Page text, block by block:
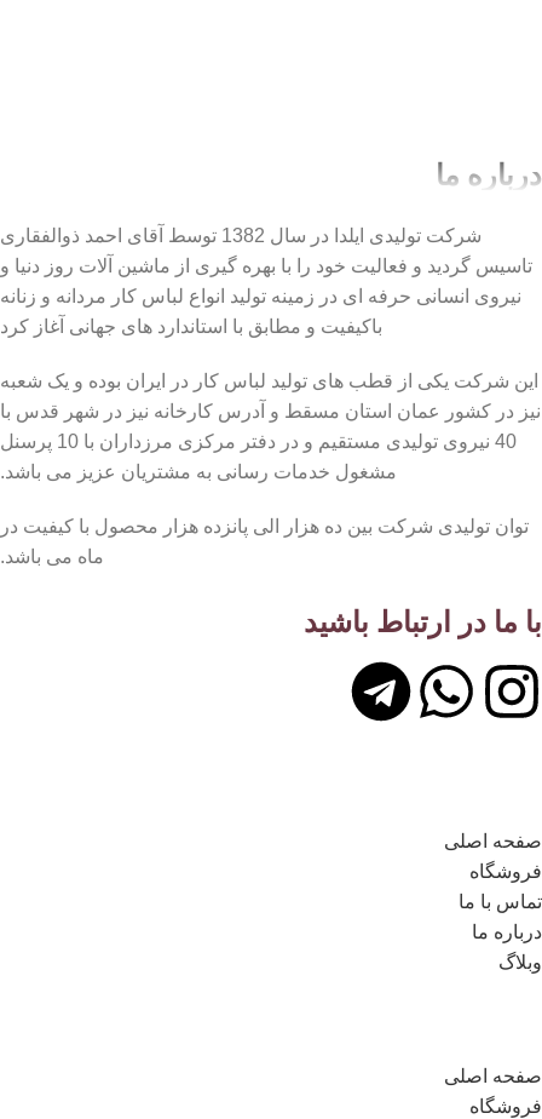
درباره ما
شرکت تولیدی ایلدا در سال 1382 توسط آقای احمد ذوالفقاری
تاسیس گردید و فعالیت خود را با بهره گیری از ماشین آلات روز دنیا و
نیروی انسانی حرفه ای در زمینه تولید انواع لباس کار مردانه و زنانه
باکیفیت و مطابق با استاندارد های جهانی آغاز کرد
این شرکت یکی از قطب های تولید لباس کار در ایران بوده و یک شعبه
نیز در کشور عمان استان مسقط و آدرس کارخانه نیز در شهر قدس با
40 نیروی تولیدی مستقیم و در دفتر مرکزی مرزداران با 10 پرسنل
مشغول خدمات رسانی به مشتریان عزیز می باشد.
توان تولیدی شرکت بین ده هزار الی پانزده هزار محصول با کیفیت در
ماه می باشد.
با ما در ارتباط باشید
صفحه اصلی
فروشگاه
تماس با ما
درباره ما
وبلاگ
صفحه اصلی
فروشگاه